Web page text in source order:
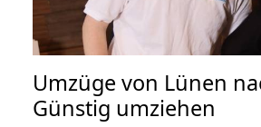
Umzüge von Lünen
Günstig umziehen